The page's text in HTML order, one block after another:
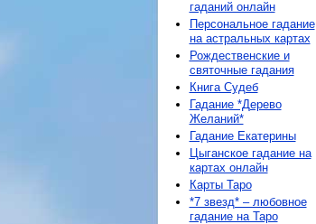
гаданий онлайн
Персональное гадание
на астральных картах
Рождественские и
святочные гадания
Книга Судеб
Гадание *Дерево
Желаний*
Гадание Екатерины
Цыганское гадание на
картах онлайн
Карты Таро
*7 звезд* – любовное
гадание на Таро